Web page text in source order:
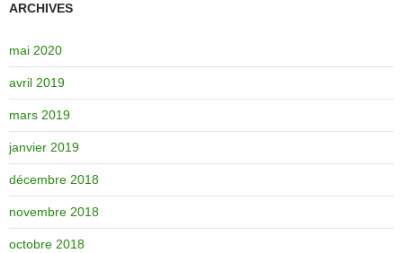
ARCHIVES
mai 2020
avril 2019
mars 2019
janvier 2019
décembre 2018
novembre 2018
octobre 2018